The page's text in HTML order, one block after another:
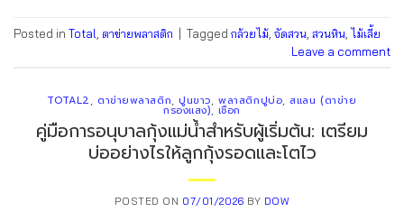
Posted in Total ตาข่ายพลาสติก | Tagged กล้วยไม้ จัดสวน สวนหิน ,ไม้เลี้ย
Leave a comment
TOTAL2, ตาข่ายพลาสติก,ปูนขาว,พลาสติกปูบ่อ, สแลน (ตาข่าย
กรองแสง), เชือก
คู่มือการอนุบาลกุ้งแม่น้ำสำหรับผู้เริ่มต้น: เตรียม
บ่ออย่างไรให้ลูกกุ้งรอดและโตไว
POSTED ON 07/01/2026 BY DOW